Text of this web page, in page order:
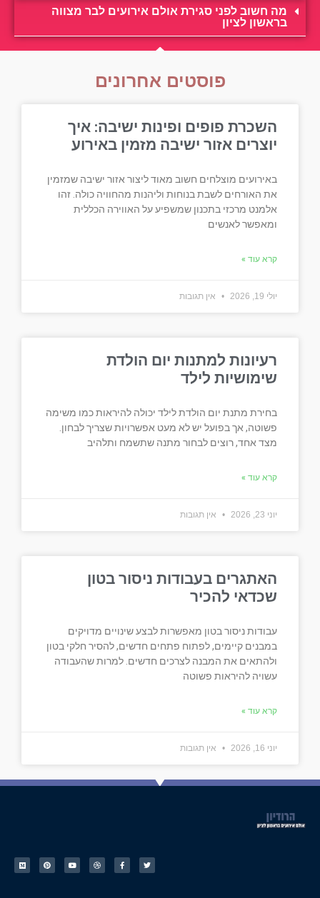
מה חשוב לפני סגירת אולם אירועים לבר מצווה
בראשון לציון
פוסטים אחרונים
השכרת פופים ופינות ישיבה: איך
יוצרים אזור ישיבה מזמין באירוע
באירועים מוצלחים חשוב מאוד ליצור אזור ישיבה שמזמין
את האורחים לשבת בנוחות וליהנות מהחוויה כולה. זהו
אלמנט מרכזי בתכנון שמשפיע על האווירה הכללית
ומאפשר לאנשים
קרא עוד »
יולי 19, 2026 אין תגובות
רעיונות למתנות יום הולדת
שימושיות לילד
בחירת מתנת יום הולדת לילד יכולה להיראות כמו משימה
פשוטה, אך בפועל יש לא מעט אפשרויות שצריך לבחון.
מצד אחד, רוצים לבחור מתנה שתשמח ותלהיב
קרא עוד »
יוני 23, 2026 אין תגובות
האתגרים בעבודות ניסור בטון
שכדאי להכיר
עבודות ניסור בטון מאפשרות לבצע שינויים מדויקים
במבנים קיימים, לפתוח פתחים חדשים, להסיר חלקי בטון
ולהתאים את המבנה לצרכים חדשים. למרות שהעבודה
עשויה להיראות פשוטה
קרא עוד »
יוני 16, 2026 אין תגובות